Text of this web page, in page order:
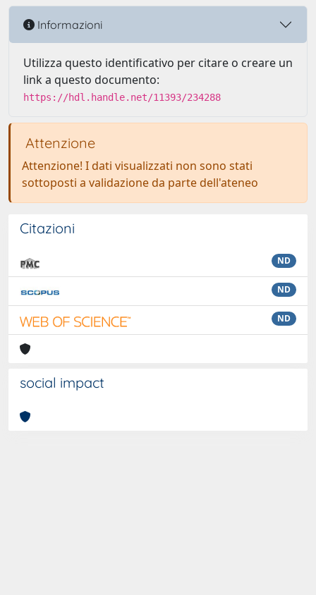
Informazioni
Utilizza questo identificativo per citare o creare un
link a questo documento:
https://hdl.handle.net/11393/234288
Attenzione
Attenzione! I dati visualizzati non sono stati
sottoposti a validazione da parte dell'ateneo
Citazioni
ND
ND
ND
social impact